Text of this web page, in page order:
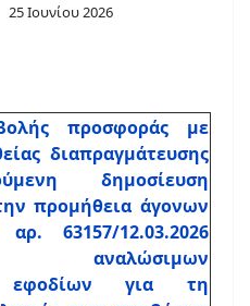
25 Ιουνίου 2026
προσφοράς με
διαπραγμάτευσης
δημοσίευση
προμήθεια άγονων
63157/12.03.2026
αναλώσιμων
εφοδίων για τη